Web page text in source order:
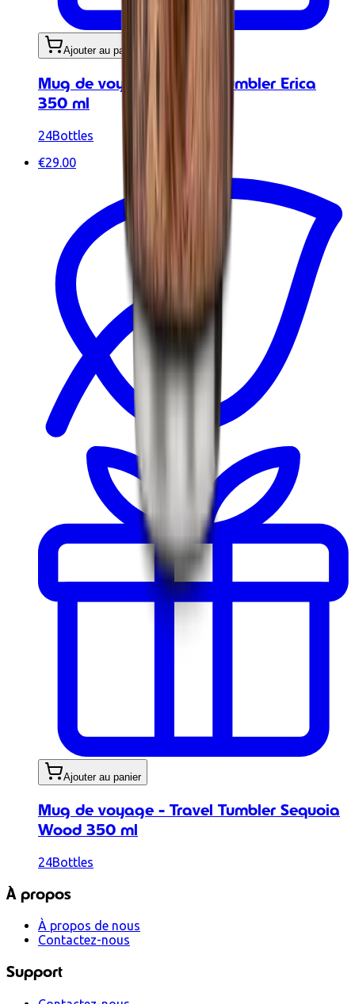
Ajouter au panier
Mug de voyage - Travel Tumbler Erica
350 ml
24Bottles
€29.00
Ajouter au panier
Mug de voyage - Travel Tumbler Sequoia
Wood 350 ml
24Bottles
À propos
À propos de nous
Contactez-nous
Support